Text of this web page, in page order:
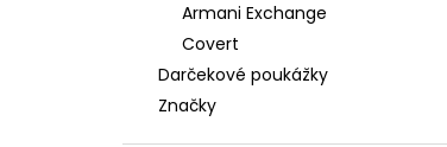
Armani Exchange
Covert
Darčekové poukážky
Značky